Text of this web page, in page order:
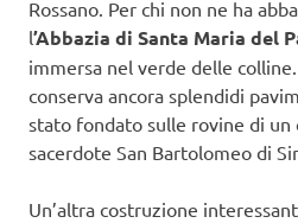
Rossano. Per chi non ne ha
l’Abbazia di Santa Maria del
immersa nel verde delle
conserva ancora splendidi
stato fondato sulle rovine di un
sacerdote San Bartolomeo di
Un’altra costruzione